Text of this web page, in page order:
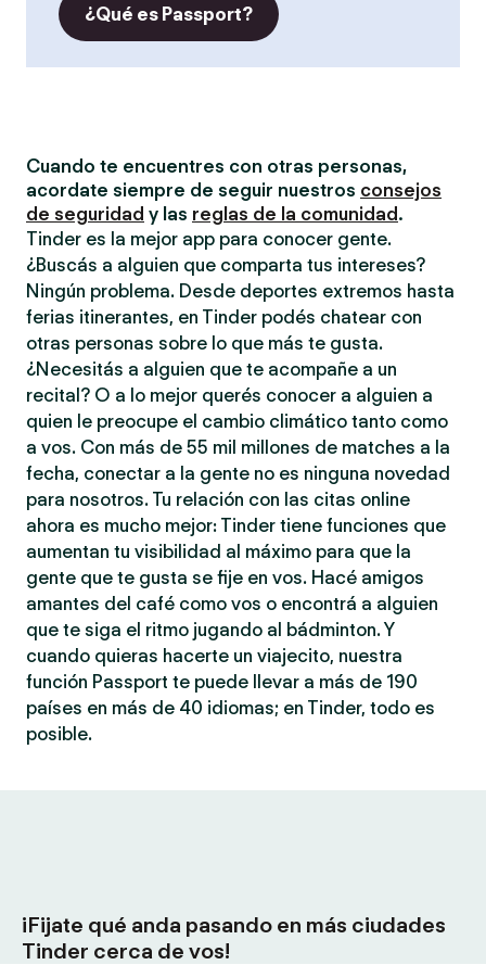
¿Qué es Passport?
Cuando te encuentres con otras personas,
acordate siempre de seguir nuestros consejos
de seguridad y las reglas de la comunidad .
Tinder es la mejor app para conocer gente.
¿Buscás a alguien que comparta tus intereses?
Ningún problema. Desde deportes extremos hasta
ferias itinerantes, en Tinder podés chatear con
otras personas sobre lo que más te gusta.
¿Necesitás a alguien que te acompañe a un
recital? O a lo mejor querés conocer a alguien a
quien le preocupe el cambio climático tanto como
a vos. Con más de 55 mil millones de matches a la
fecha, conectar a la gente no es ninguna novedad
para nosotros. Tu relación con las citas online
ahora es mucho mejor: Tinder tiene funciones que
aumentan tu visibilidad al máximo para que la
gente que te gusta se fije en vos. Hacé amigos
amantes del café como vos o encontrá a alguien
que te siga el ritmo jugando al bádminton. Y
cuando quieras hacerte un viajecito, nuestra
función Passport te puede llevar a más de 190
países en más de 40 idiomas; en Tinder, todo es
posible.
¡Fijate qué anda pasando en más ciudades
Tinder cerca de vos!